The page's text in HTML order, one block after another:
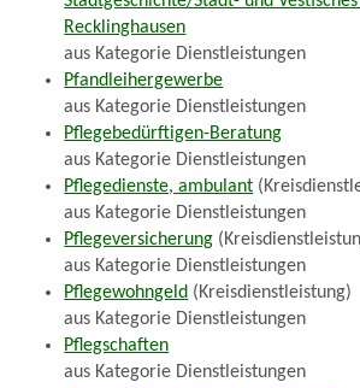
Recklinghausen
aus Kategorie Dienstleistungen
Pfandleihergewerbe
aus Kategorie Dienstleistungen
Pflegebedürftigen-Beratung
aus Kategorie Dienstleistungen
Pflegedienste, ambulant
aus Kategorie Dienstleistungen
Pflegeversicherung
aus Kategorie Dienstleistungen
Pflegewohngeld (Kreisdienstleistung)
aus Kategorie Dienstleistungen
Pflegschaften
aus Kategorie Dienstleistungen